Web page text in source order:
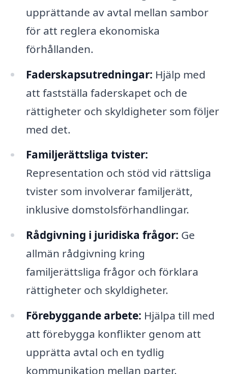
upprättande av avtal mellan sambor
för att reglera ekonomiska
förhållanden.
Faderskapsutredningar: Hjälp med
att fastställa faderskapet och de
rättigheter och skyldigheter som följer
med det.
Familjerättsliga tvister:
Representation och stöd vid rättsliga
tvister som involverar familjerätt,
inklusive domstolsförhandlingar.
Rådgivning i juridiska frågor: Ge
allmän rådgivning kring
familjerättsliga frågor och förklara
rättigheter och skyldigheter.
Förebyggande arbete: Hjälpa till med
att förebygga konflikter genom att
upprätta avtal och en tydlig
kommunikation mellan parter.